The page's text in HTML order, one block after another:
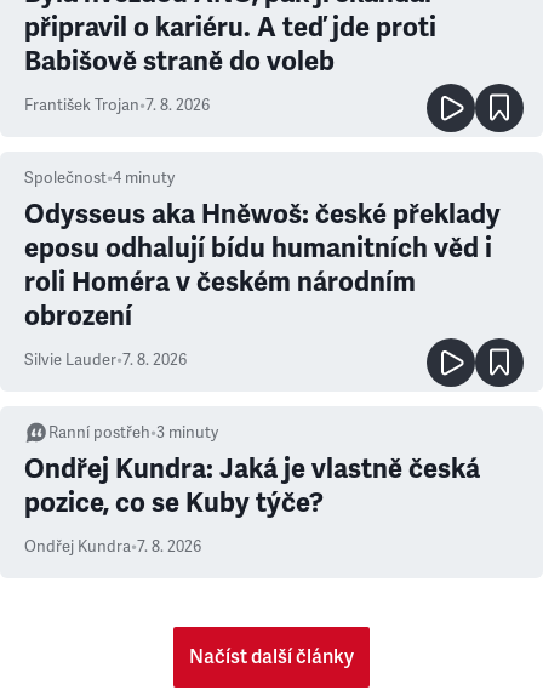
připravil o kariéru. A teď jde proti
Babišově straně do voleb
František Trojan•7. 8. 2026
Společnost•4 minuty
Odysseus aka Hněwoš: české překlady
eposu odhalují bídu humanitních věd i
roli Homéra v českém národním
obrození
Silvie Lauder•7. 8. 2026
Ranní postřeh•3 minuty
Ondřej Kundra: Jaká je vlastně česká
pozice, co se Kuby týče?
Ondřej Kundra•7. 8. 2026
Načíst další články